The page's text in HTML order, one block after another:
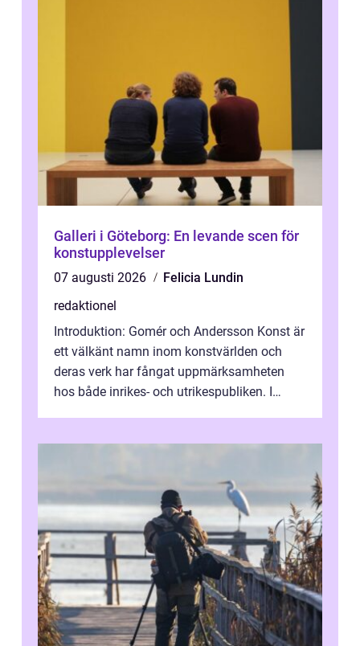
Galleri i Göteborg: En levande scen för
konstupplevelser
07 augusti 2026
Felicia Lundin
redaktionel
Introduktion: Gomér och Andersson Konst är
ett välkänt namn inom konstvärlden och
deras verk har fångat uppmärksamheten
hos både inrikes- och utrikespubliken. I